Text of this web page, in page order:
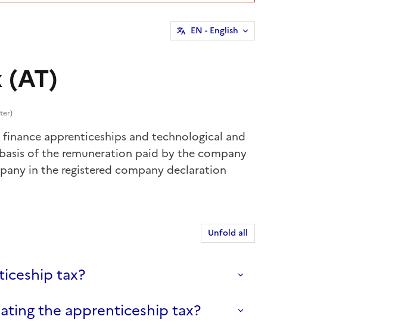
EN - English
apprenticeships and technological and
of the remuneration paid by the company
in the registered company declaration
Unfold all
tax?
the apprenticeship tax?